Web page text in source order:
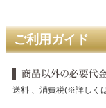
ご利用ガイド
送料 、消費税(※詳しく